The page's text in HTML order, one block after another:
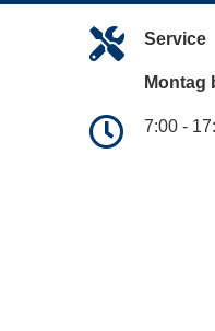
Service
Montag
7:00 -